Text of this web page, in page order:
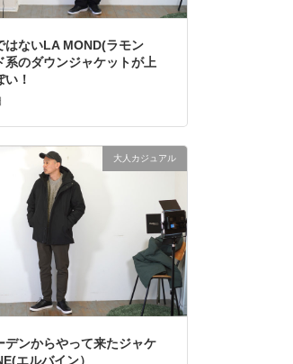
はないLA MOND(ラモン
系のダウンジャケットが上
！
大人カジュアル
デンからやって来たジャケ
エルバイン）